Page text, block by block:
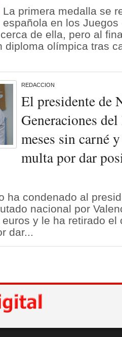
La primera medalla se
española en los
de ella, pero al
diploma olímpica tras
REDACCION
El presidente de
Generaciones
meses sin carné
multa por dar
ha condenado al
nacional por
y le ha retirado el
dar...